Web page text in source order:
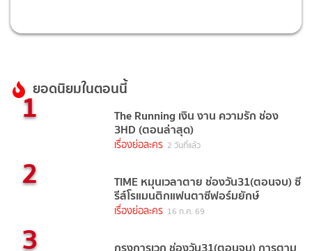
ยอดนิยมในตอนนี้
1 The Running เงิน งาน ความรัก ช่อง
3HD (ตอนล่าสุด)
เรื่องย่อละคร 2 วันที่แล้ว
2 TIME หมุนเวลาตาย ช่องวัน31(ตอนจบ) ซี
รีส์โรแมนติกแฟนตาซีฟอร์มยักษ์
เรื่องย่อละคร 16 ก.ค. 69
3